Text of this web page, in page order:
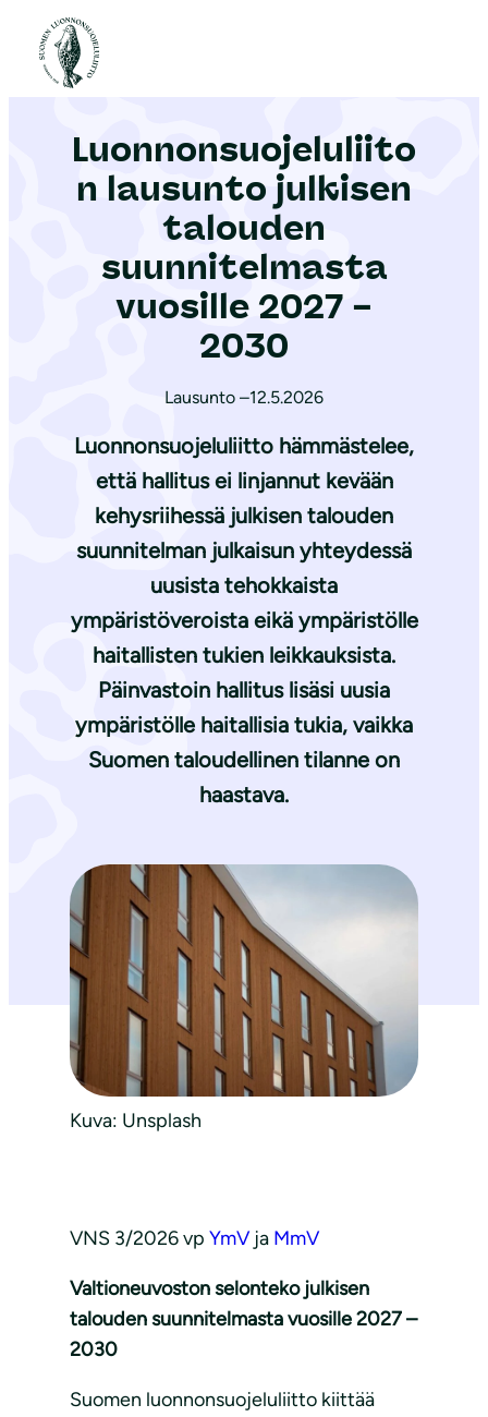
Etusivu
Luonnonsuojeluliito
n lausunto julkisen
talouden
suunnitelmasta
vuosille 2027 –
2030
Lausunto –12.5.2026
Luonnonsuojeluliitto hämmästelee,
että hallitus ei linjannut kevään
kehysriihessä julkisen talouden
suunnitelman julkaisun yhteydessä
uusista tehokkaista
ympäristöveroista eikä ympäristölle
haitallisten tukien leikkauksista.
Päinvastoin hallitus lisäsi uusia
ympäristölle haitallisia tukia, vaikka
Suomen taloudellinen tilanne on
haastava.
Kuva: Unsplash
VNS 3/2026 vp YmV ja MmV
Valtioneuvoston selonteko julkisen
talouden suunnitelmasta vuosille 2027 –
2030
Suomen luonnonsuojeluliitto kiittää